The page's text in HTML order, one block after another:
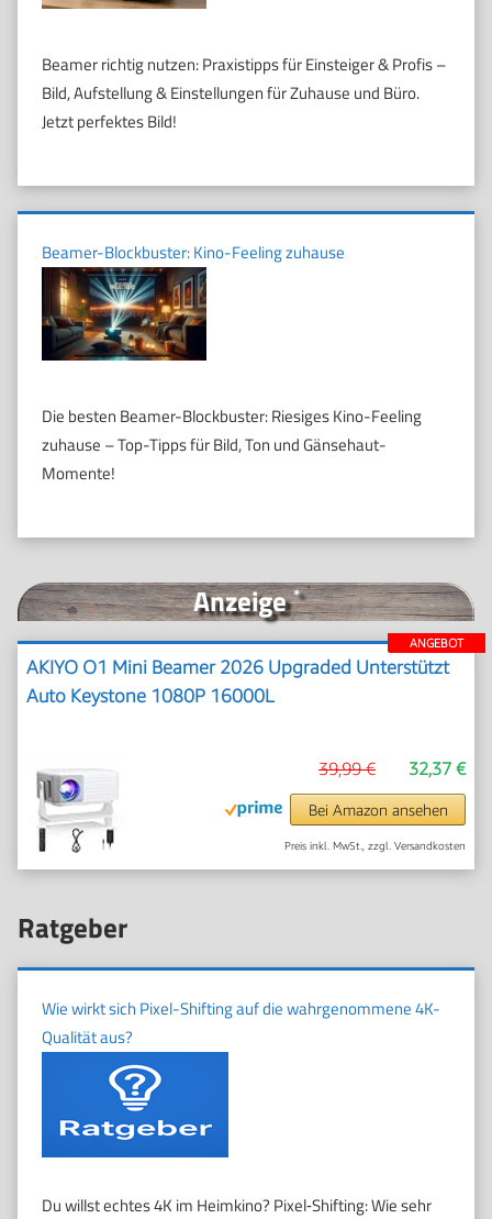
Beamer richtig nutzen: Praxistipps für Einsteiger & Profis –
Bild, Aufstellung & Einstellungen für Zuhause und Büro.
Jetzt perfektes Bild!
Beamer-Blockbuster: Kino-Feeling zuhause
Die besten Beamer-Blockbuster: Riesiges Kino-Feeling
zuhause – Top-Tipps für Bild, Ton und Gänsehaut-
Momente!
Ratgeber
Wie wirkt sich Pixel-Shifting auf die wahrgenommene 4K-
Qualität aus?
Du willst echtes 4K im Heimkino? Pixel‑Shifting: Wie sehr
Anzeige*
ANGEBOT
AKIYO O1 Mini Beamer 2026 Upgraded Unterstützt
Auto Keystone 1080P 16000L
32,37 €
39,99 €
Bei Amazon ansehen
Preis inkl. MwSt., zzgl. Versandkosten